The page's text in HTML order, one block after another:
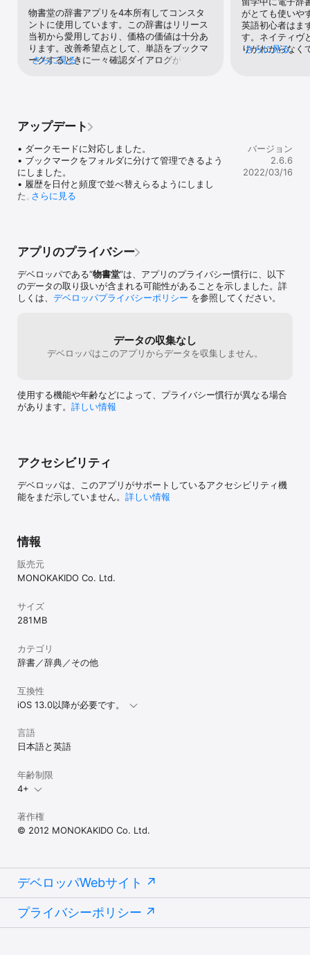
です。もちろんすべてのコンテンツがインストールされるため、使
用時にネットワークに接続する必要はなく、オフラインで安心して
お使いいただけます。
主な機能は以下の通りです。
- 成句・複合語検索
- 日本語にも対応した用例検索
- 複数項目による成句・用例のアンド検索
- 和英・英和をまたいだ“なぞってジャンプ®”
- 見出語の音声再生（英和辞典：約4万項目）
- スペルミスの自動補正
- コピー&ペースト（長押しでコピーすることができます）
- 項目内検索
- ブックマーク（日付や見出しでのソート、自由な並べ替え）
- iCloudを使ったブックマークの同期
- ブックマークのテキスト書き出し
- 表示履歴および検索履歴
- 3D Touchでクイックアクション
- iPadのSlide OverとSplit Viewに対応
- 背景色の変更（白／黒／セピア）
- 文字のコントラストの変更
- 本文と一覧の文字サイズの変更、音量調整、検索文字消去
- カスタムアクション（他のアプリ上での検索）
- 物書堂の他のアプリ（コウビルド英英、大辞林等）の呼び出し
- ウィズダム英和・和英辞典からのブックマークの移行（v3.6以降
のウィズダム英和・和英辞典のブックマーク画面からウィズダム２
◎ ウィズダム英和辞典 第3版
コーパス（大規模英語データベース）を全面活用した、現代英語と
語法に強い上級英和辞典、待望の改訂第3版。類義語解説・重要コロ
ケーションなどを大幅増補し、項目数は類書中最大級の約10万2千
らサポート。重要な単語やイディオムについて約4万項目の音声を収
録。
- 項目数:約10万2千項目
- 音声データ:約4万項目
自然な英文を書き、英語による総合的な発信をサポートするための
上級和英辞典、待望の改訂第2版。語の選択、文章の組み立て、模範
万、用例数約8万4千と増補。詳細な語法・類語解説のほか、まとま
った文章を書くときに役立つ情報を満載。
- 項目数：約9万項目
用例数：約8万4千項目
物書堂の辞書アプリを4本所有してコンスタ
ントに使用しています。この辞書はリリース
当初から愛用しており、価格の価値は十分あ
ります。改善希望点として、単語をブックマ
ークするときに一々確認ダイアログがでない
さらに見る
がとても使いや
英語初心者はま
す。ネイティヴ
りがわからなく
さらに見る
アップデート
• ダークモードに対応しました。
• ブックマークをフォルダに分けて管理できるよう
にしました。
• 履歴を日付と頻度で並べ替えらるようにしまし
た。
• 検索フィールドの文字を大きくできるようにしま
した。
• iPadのマルチタスクに対応しました。
さらに見る
バージョン
2.6.6
2022/03/16
アプリのプライバシー
デベロッパである“物書堂”は、アプリのプライバシー慣行に、以下
のデータの取り扱いが含まれる可能性があることを示しました。詳
しくは、 デベロッパプライバシーポリシー を参照してください。
データの収集なし
デベロッパはこのアプリからデータを収集しません。
使用する機能や年齢などによって、プライバシー慣行が異なる場合
があります。 詳しい情報
アクセシビリティ
デベロッパは、このアプリがサポートしているアクセシビリティ機
能をまだ示していません。 詳しい情報
情報
販売元
MONOKAKIDO Co. Ltd.
サイズ
281 MB
カテゴリ
辞書／辞典／その他
互換性
iOS 13.0以降が必要です。
言語
日本語と英語
年齢制限
4+
著作権
© 2012 MONOKAKIDO Co. Ltd.
デベロッパWebサイト
プライバシーポリシー